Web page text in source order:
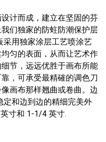
计而成，建立在坚固的芬
们独家的防蛀防潮保护层
采用独家涂层工艺喷涂艺
匀的表面，从而让艺术作
节，远远优胜于画布所能
，可承受最精確的调色刀
画布那样翘曲或卷曲。边
和边到边的精细完美外
寸和 1-1/4 英寸.